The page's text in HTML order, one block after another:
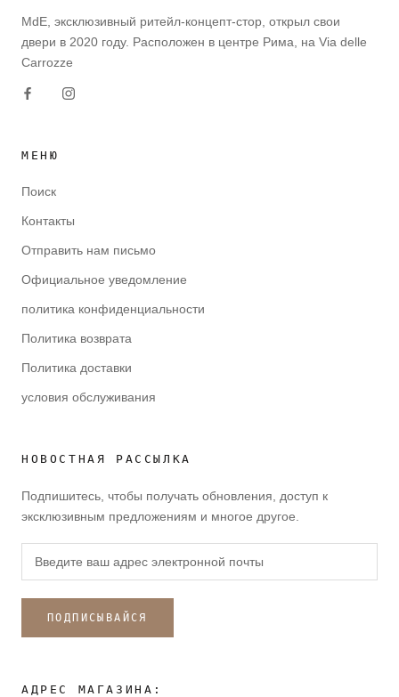
MdE, эксклюзивный ритейл-концепт-стор, открыл свои
двери в 2020 году. Расположен в центре Рима, на Via delle
Carrozze
МЕНЮ
Поиск
Контакты
Отправить нам письмо
Официальное уведомление
политика конфиденциальности
Политика возврата
Политика доставки
условия обслуживания
НОВОСТНАЯ РАССЫЛКА
Подпишитесь, чтобы получать обновления, доступ к
эксклюзивным предложениям и многое другое.
ПОДПИСЫВАЙСЯ
АДРЕС МАГАЗИНА: